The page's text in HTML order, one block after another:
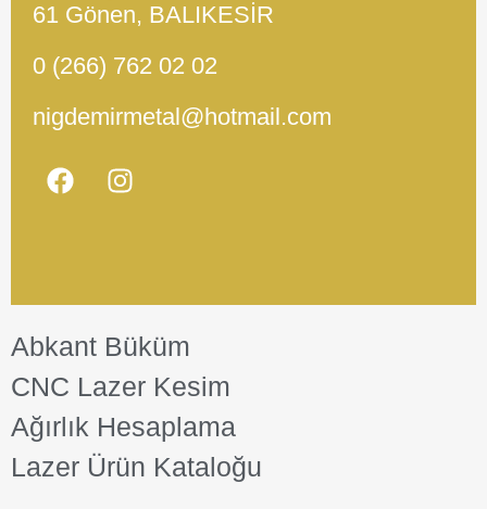
61 Gönen, BALIKESİR
0 (266) 762 02 02
nigdemirmetal@hotmail.com
Abkant Büküm
CNC Lazer Kesim
Ağırlık Hesaplama
Lazer Ürün Kataloğu